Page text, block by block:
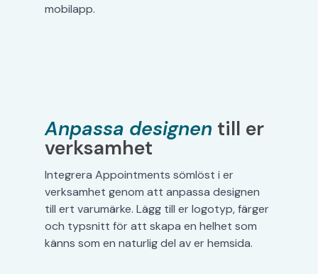
mobilapp.
Anpassa designen till er
verksamhet
Integrera Appointments sömlöst i er
verksamhet genom att anpassa designen
till ert varumärke. Lägg till er logotyp, färger
och typsnitt för att skapa en helhet som
känns som en naturlig del av er hemsida.